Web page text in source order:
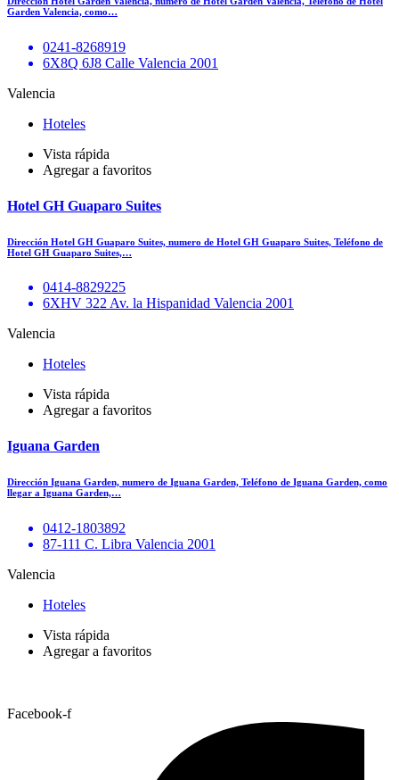
Garden Valencia, como…
0241-8268919
6X8Q 6J8 Calle Valencia 2001
Valencia
Hoteles
Vista rápida
Agregar a favoritos
Hotel GH Guaparo Suites
Dirección Hotel GH Guaparo Suites, numero de Hotel GH Guaparo Suites, Teléfono de
Hotel GH Guaparo Suites,…
0414-8829225
6XHV 322 Av. la Hispanidad Valencia 2001
Valencia
Hoteles
Vista rápida
Agregar a favoritos
Iguana Garden
Dirección Iguana Garden, numero de Iguana Garden, Teléfono de Iguana Garden, como
llegar a Iguana Garden,…
0412-1803892
87-111 C. Libra Valencia 2001
Valencia
Hoteles
Vista rápida
Agregar a favoritos
Facebook-f